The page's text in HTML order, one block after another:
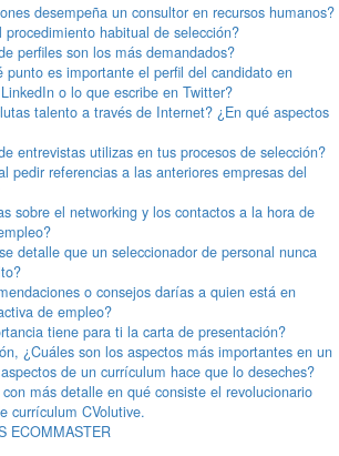
desempeña un consultor en recursos humanos?
procedimiento habitual de selección?
perfiles son los más demandados?
punto es importante el perfil del candidato en
o lo que escribe en Twitter?
talento a través de Internet? ¿En qué aspectos
entrevistas utilizas en tus procesos de selección?
pedir referencias a las anteriores empresas del
sobre el networking y los contactos a la hora de
detalle que un seleccionador de personal nunca
o consejos darías a quien está en
de empleo?
tiene para ti la carta de presentación?
¿Cuáles son los aspectos más importantes en un
de un currículum hace que lo deseches?
más detalle en qué consiste el revolucionario
currículum CVolutive.
ECOMMASTER